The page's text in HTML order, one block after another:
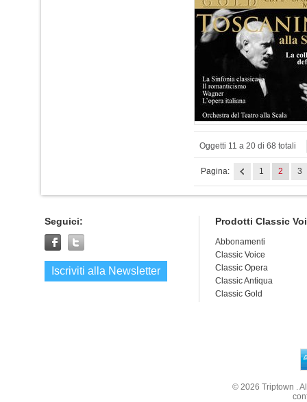
Oggetti 11 a 20 di 68 totali
Pagina: 1 2 3
Seguici:
Iscriviti alla Newsletter
Prodotti Classic
Abbonamenti
Classic Voice
Classic Opera
Classic Antiqua
Classic Gold
© 2026Triptown .